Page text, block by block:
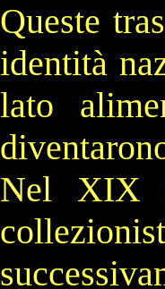
Queste
identità
lato
Nel XIX